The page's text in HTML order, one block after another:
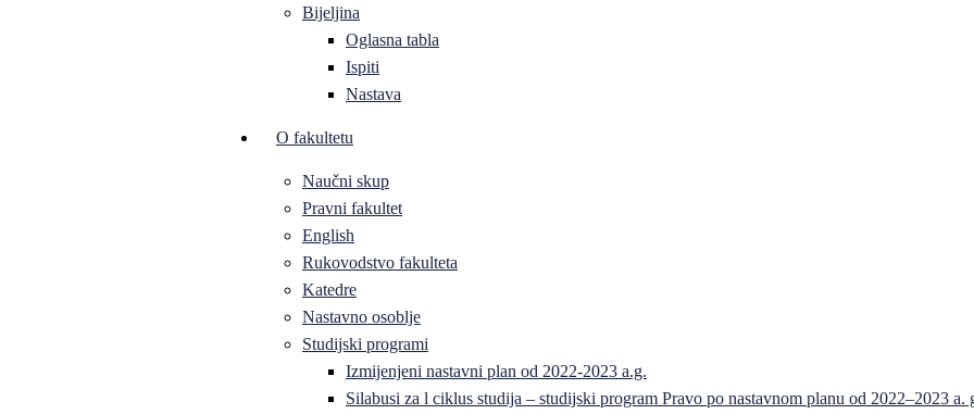
Bijeljina
Oglasna tabla
Ispiti
Nastava
O fakultetu
Naučni skup
Pravni fakultet
English
Rukovodstvo fakulteta
Katedre
Nastavno osoblje
Studijski programi
Izmijenjeni nastavni plan od 2022-2023 a.g.
Silabusi za l ciklus studija – studijski program Pravo po nastavnom planu od 2022–2023 a.